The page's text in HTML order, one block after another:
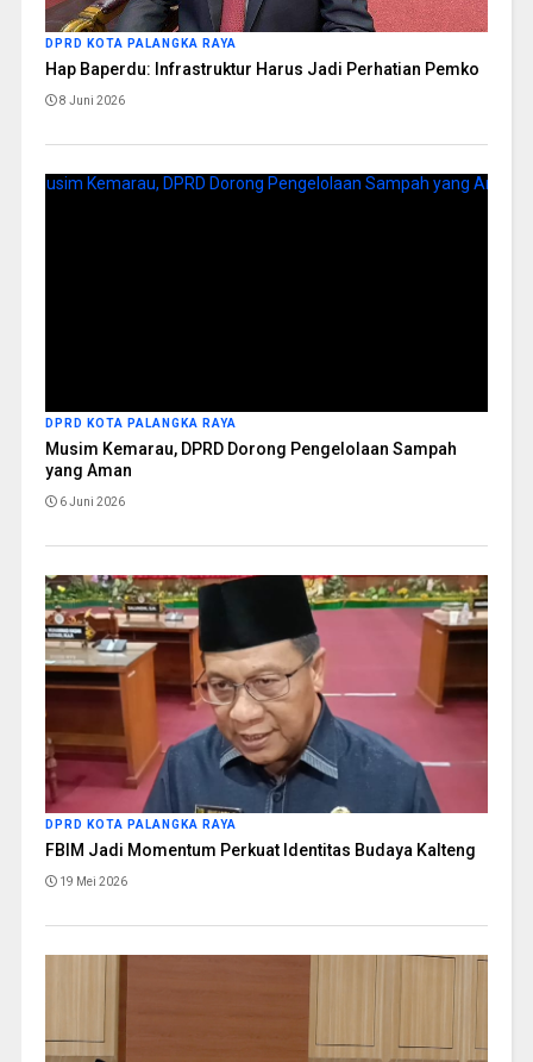
DPRD KOTA PALANGKA RAYA
Hap Baperdu: Infrastruktur Harus Jadi Perhatian Pemko
8 Juni 2026
DPRD KOTA PALANGKA RAYA
Musim Kemarau, DPRD Dorong Pengelolaan Sampah
yang Aman
6 Juni 2026
DPRD KOTA PALANGKA RAYA
FBIM Jadi Momentum Perkuat Identitas Budaya Kalteng
19 Mei 2026